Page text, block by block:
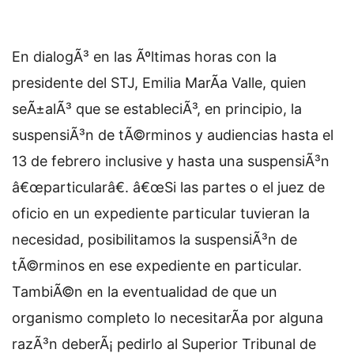
En dialogÃ³ en las Ãºltimas horas con la
presidente del STJ, Emilia MarÃ­a Valle, quien
seÃ±alÃ³ que se estableciÃ³, en principio, la
suspensiÃ³n de tÃ©rminos y audiencias hasta el
13 de febrero inclusive y hasta una suspensiÃ³n
â€œparticularâ€. â€œSi las partes o el juez de
oficio en un expediente particular tuvieran la
necesidad, posibilitamos la suspensiÃ³n de
tÃ©rminos en ese expediente en particular.
TambiÃ©n en la eventualidad de que un
organismo completo lo necesitarÃ­a por alguna
razÃ³n deberÃ¡ pedirlo al Superior Tribunal de